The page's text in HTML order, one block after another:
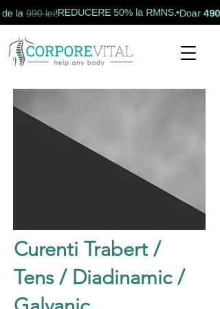
Curenti Trabert /
Tens / Diadinamic /
la990 lei!REDUCERE 50% la RMNS. Doar490